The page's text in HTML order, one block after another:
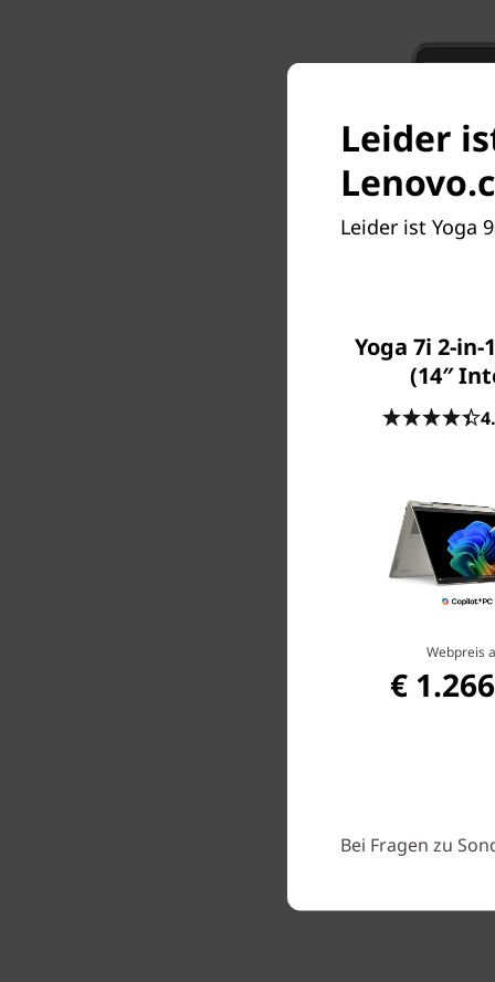
meisten
Leider
Leider ist Yoga
Yoga 7i 2-in-
(14″
Webpreis
€
Bei Fragen zu